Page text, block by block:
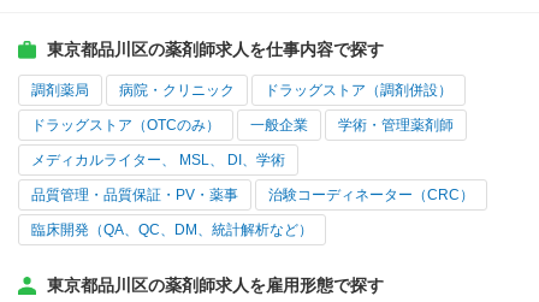
東京都品川区の薬剤師求人を仕事内容で探す
調剤薬局 病院・クリニック ドラッグストア（調剤併設）
ドラッグストア（OTCのみ） 一般企業 学術・管理薬剤師
メディカルライター、 MSL、 DI、学術
品質管理・品質保証・PV・薬事 治験コーディネーター（CRC）
臨床開発（QA、QC、DM、統計解析など）
東京都品川区の薬剤師求人を雇用形態で探す